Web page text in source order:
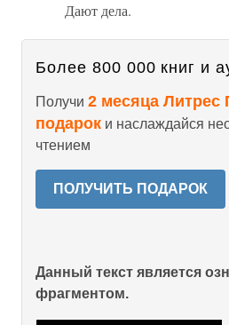
Дают дела.
Более 800 000 книг и
Получи 2 месяца Литрес
подарок и наслаждайся
чтением
ПОЛУЧИТЬ ПОДАРОК
Данный текст является
фрагментом.